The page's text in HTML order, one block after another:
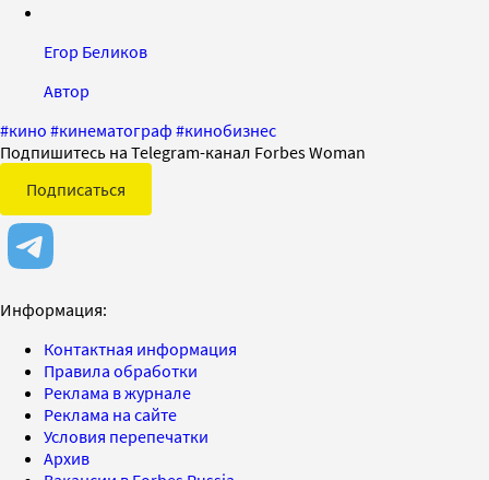
Егор Беликов
Автор
#кино #кинематограф #кинобизнес
Подпишитесь на Telegram-канал Forbes Woman
Подписаться
Информация:
Контактная информация
Правила обработки
Реклама в журнале
Реклама на сайте
Условия перепечатки
Архив